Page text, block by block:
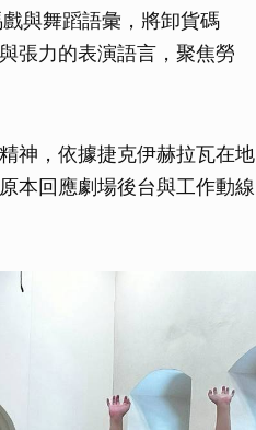
與舞蹈語彙，將卸貨碼
張力的表演語言，聚焦勞
神，依據捷克伊赫拉瓦在地
本回應劇場後台與工作動線